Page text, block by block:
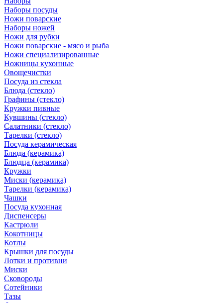
Наборы посуды
Ножи поварские
Наборы ножей
Ножи для рубки
Ножи поварские - мясо и рыба
Ножи специализированные
Ножницы кухонные
Овощечистки
Посуда из стекла
Блюда (стекло)
Графины (стекло)
Кружки пивные
Кувшины (стекло)
Салатники (стекло)
Тарелки (стекло)
Посуда керамическая
Блюда (керамика)
Блюдца (керамика)
Кружки
Миски (керамика)
Тарелки (керамика)
Чашки
Посуда кухонная
Диспенсеры
Кастрюли
Кокотницы
Котлы
Крышки для посуды
Лотки и противни
Миски
Сковороды
Сотейники
Тазы